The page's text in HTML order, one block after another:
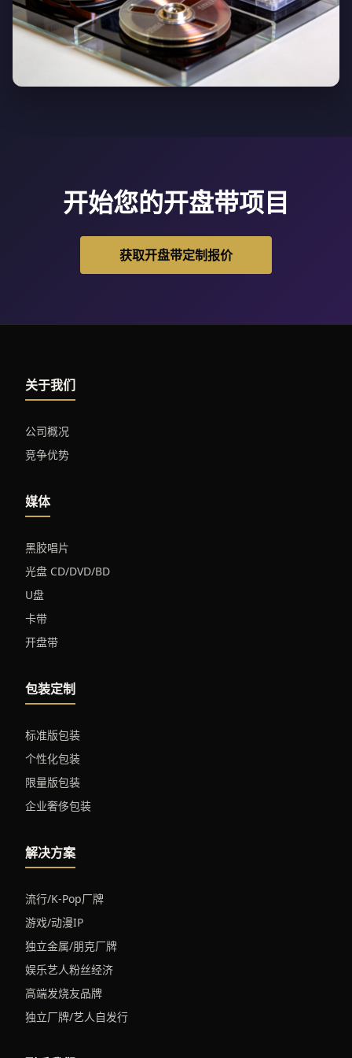
开始您的开盘带项目
获取开盘带定制报价
关于我们
公司概况
竞争优势
媒体
黑胶唱片
光盘 CD/DVD/BD
U盘
卡带
开盘带
包装定制
标准版包装
个性化包装
限量版包装
企业奢侈包装
解决方案
流行/K-Pop厂牌
游戏/动漫IP
独立金属/朋克厂牌
娱乐艺人粉丝经济
高端发烧友品牌
独立厂牌/艺人自发行